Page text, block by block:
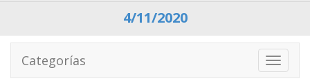
4/11/2020
Toggle
Categorías